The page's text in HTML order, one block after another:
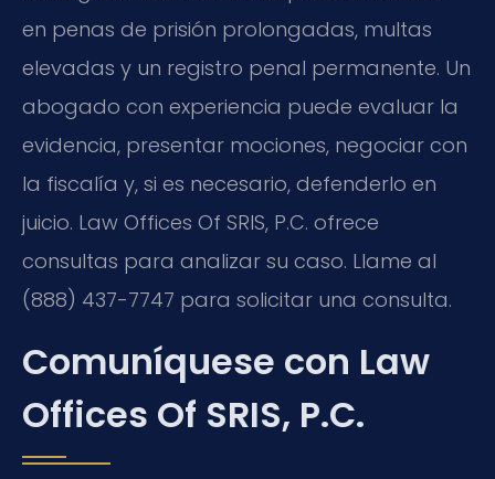
en penas de prisión prolongadas, multas
elevadas y un registro penal permanente. Un
abogado con experiencia puede evaluar la
evidencia, presentar mociones, negociar con
la fiscalía y, si es necesario, defenderlo en
juicio. Law Offices Of SRIS, P.C. ofrece
consultas para analizar su caso. Llame al
(888) 437-7747 para solicitar una consulta.
Comuníquese con Law
Offices Of SRIS, P.C.